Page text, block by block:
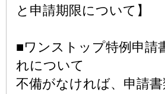
と申請期限について】
■ワンストップ特例申請
れについて
不備がなければ、申請